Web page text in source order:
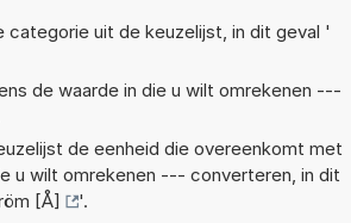
categorie uit de keuzelijst, in dit geval '
de waarde in die u wilt omrekenen ---
de eenheid die overeenkomt met
u wilt omrekenen --- converteren, in dit
[Å]
'.